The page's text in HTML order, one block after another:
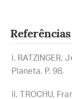
Referências
RATZINGER,
Planeta. P. 98.
TROCHU,